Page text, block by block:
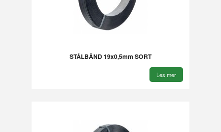
STÅLBÅND 19x0,5mm SORT
Les mer